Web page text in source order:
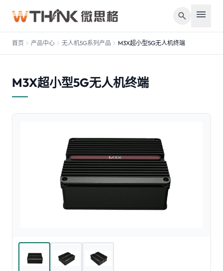
search menu
首页 chevron_right 产品中心 chevron_right 无人机5G系列产品 chevron_right M3X超小型5G无人机终端
M3X超小型5G无人机终端